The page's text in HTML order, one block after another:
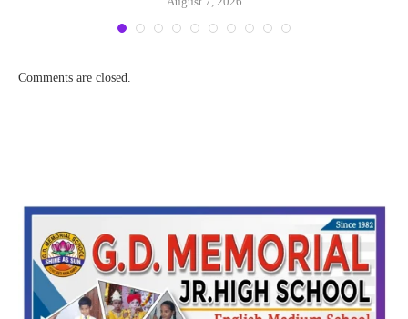
Comments are closed.